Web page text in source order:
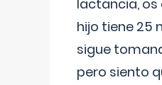
lactancia, os
hijo tiene 25
sigue
pero siento